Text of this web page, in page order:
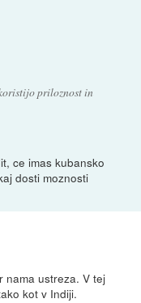
priloznost in
ce imas kubansko
dosti moznosti
nama ustreza. V tej
kot v Indiji.